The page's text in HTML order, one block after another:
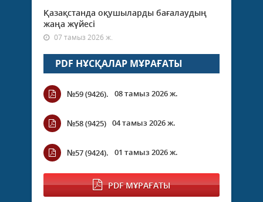
Қазақстанда оқушыларды бағалаудың
жаңа жүйесі
07 тамыз 2026 ж.
PDF НҰСҚАЛАР МҰРАҒАТЫ
№59 (9426). 08 тамыз 2026 ж.
№58 (9425) 04 тамыз 2026 ж.
№57 (9424). 01 тамыз 2026 ж.
PDF МҰРАҒАТЫ